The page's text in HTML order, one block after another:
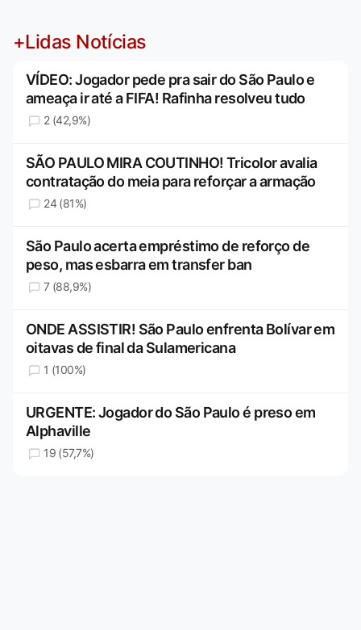
+Lidas Notícias
VÍDEO: Jogador pede pra sair do São Paulo e
ameaça ir até a FIFA! Rafinha resolveu tudo
2 (42,9%)
SÃO PAULO MIRA COUTINHO! Tricolor avalia
contratação do meia para reforçar a armação
24 (81%)
São Paulo acerta empréstimo de reforço de
peso, mas esbarra em transfer ban
7 (88,9%)
ONDE ASSISTIR! São Paulo enfrenta Bolívar em
oitavas de final da Sulamericana
1 (100%)
URGENTE: Jogador do São Paulo é preso em
Alphaville
19 (57,7%)